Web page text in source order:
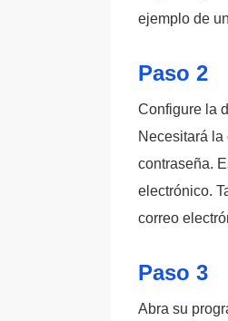
ejemplo de
Paso 2
Configure la
Necesitará
contraseña.
electrónico.
correo
Paso 3
Abra su